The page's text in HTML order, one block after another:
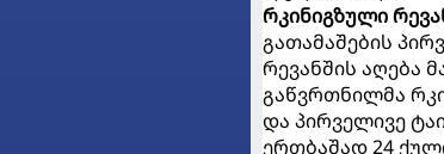
რკინიგზული
გათამაშების
რევანშის აღება
გაწვრთნილმა
და პირველივე
ერთბაშად 24